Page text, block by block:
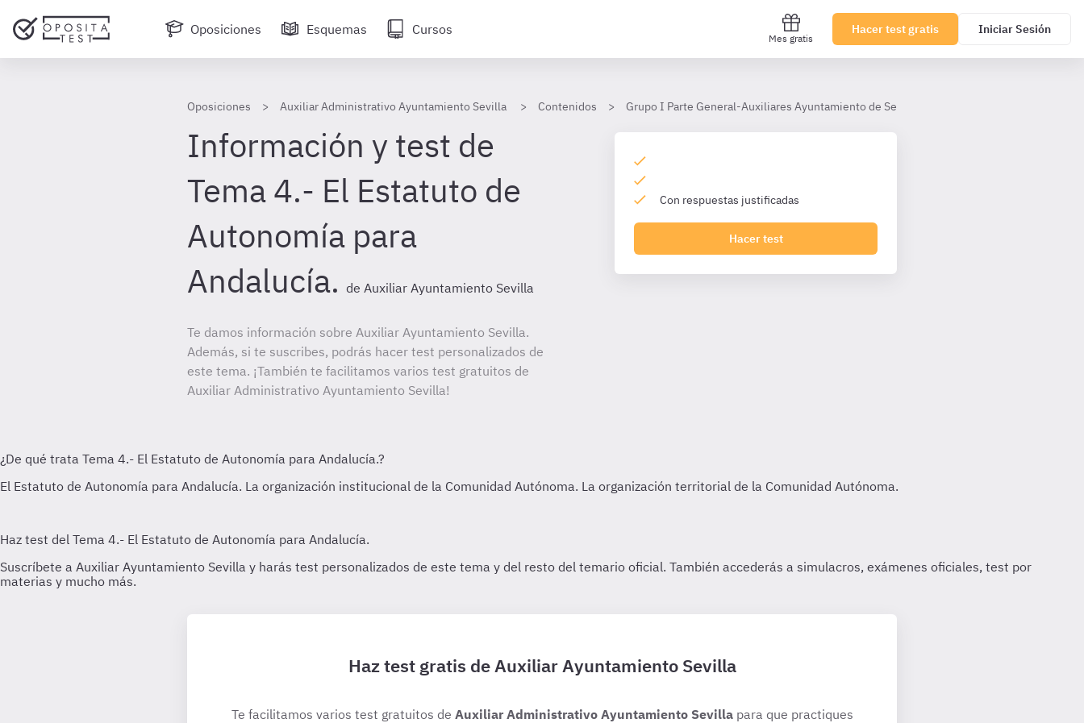
Oposiciones Esquemas Cursos
Mes gratis
Hacer test gratis Iniciar Sesión
Oposiciones Auxiliar Administrativo Ayuntamiento Sevilla Contenidos Grupo I Parte General-Auxiliares Ayuntamiento de Sevilla
Información y test de
Tema 4.- El Estatuto de
Autonomía para
Andalucía. de Auxiliar Ayuntamiento Sevilla
Te damos información sobre Auxiliar Ayuntamiento Sevilla.
Además, si te suscribes, podrás hacer test personalizados de
este tema. ¡También te facilitamos varios test gratuitos de
Auxiliar Administrativo Ayuntamiento Sevilla!
Con respuestas justificadas
Hacer test
Haz test gratis de Auxiliar Ayuntamiento Sevilla
Te facilitamos varios test gratuitos de Auxiliar Administrativo Ayuntamiento Sevillapara que practiques